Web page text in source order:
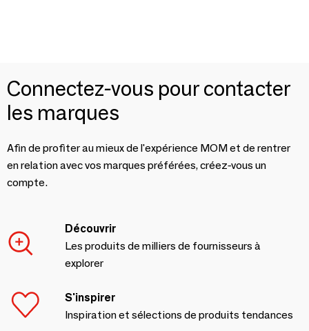
Connectez-vous pour contacter
les marques
Afin de profiter au mieux de l'expérience MOM et de rentrer
en relation avec vos marques préférées, créez-vous un
compte.
Découvrir
Les produits de milliers de fournisseurs à
explorer
S'inspirer
Inspiration et sélections de produits tendances